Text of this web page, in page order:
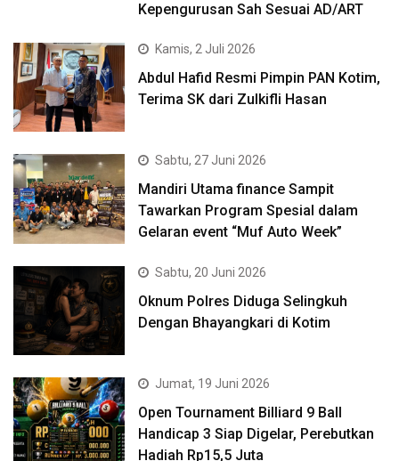
Kepengurusan Sah Sesuai AD/ART
Kamis, 2 Juli 2026
Abdul Hafid Resmi Pimpin PAN Kotim,
Terima SK dari Zulkifli Hasan
Sabtu, 27 Juni 2026
Mandiri Utama finance Sampit
Tawarkan Program Spesial dalam
Gelaran event “Muf Auto Week”
Sabtu, 20 Juni 2026
Oknum Polres Diduga Selingkuh
Dengan Bhayangkari di Kotim
Jumat, 19 Juni 2026
Open Tournament Billiard 9 Ball
Handicap 3 Siap Digelar, Perebutkan
Hadiah Rp15,5 Juta